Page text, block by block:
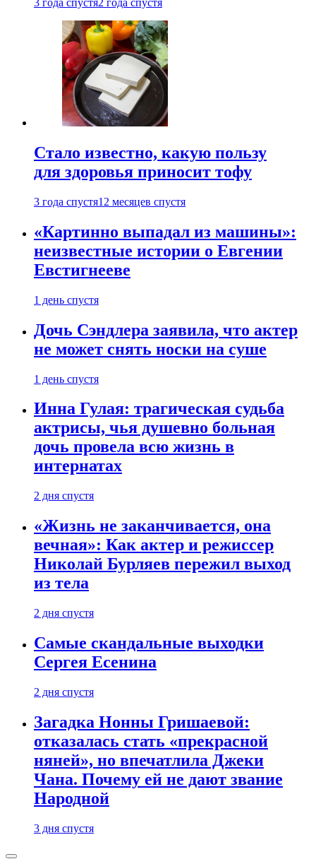
3 года спустя2 года спустя
Стало известно, какую пользу
для здоровья приносит тофу
3 года спустя12 месяцев спустя
«Картинно выпадал из машины»:
неизвестные истории о Евгении
Евстигнееве
1 день спустя
Дочь Сэндлера заявила, что актер
не может снять носки на суше
1 день спустя
Инна Гулая: трагическая судьба
актрисы, чья душевно больная
дочь провела всю жизнь в
интернатах
2 дня спустя
«Жизнь не заканчивается, она
вечная»: Как актер и режиссер
Николай Бурляев пережил выход
из тела
2 дня спустя
Самые скандальные выходки
Сергея Есенина
2 дня спустя
Загадка Нонны Гришаевой:
отказалась стать «прекрасной
няней», но впечатлила Джеки
Чана. Почему ей не дают звание
Народной
3 дня спустя